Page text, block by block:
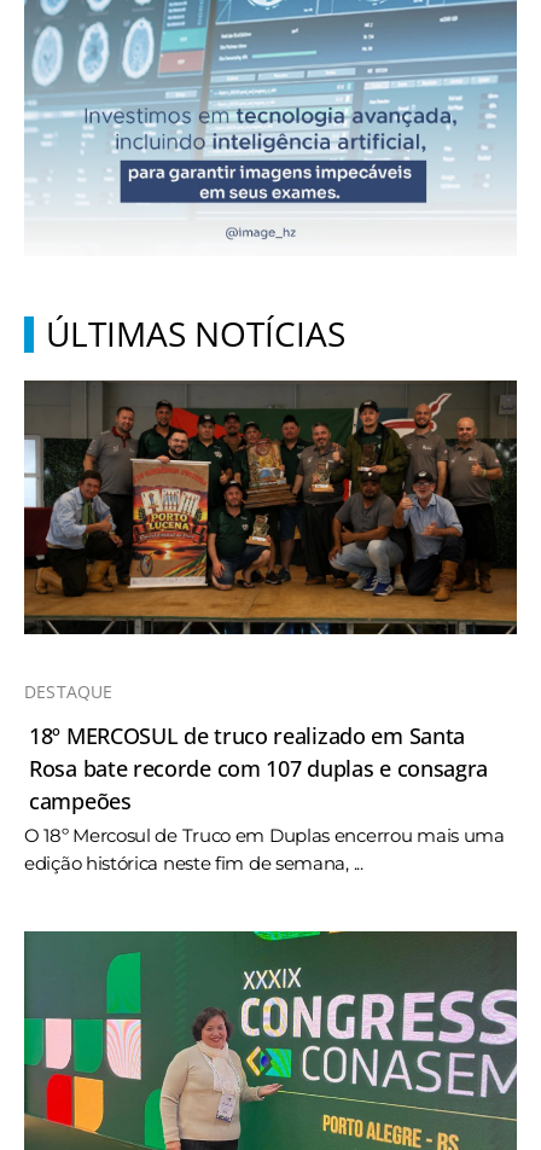
ÚLTIMAS NOTÍCIAS
DESTAQUE
18º MERCOSUL de truco realizado em Santa
Rosa bate recorde com 107 duplas e consagra
campeões
O 18º Mercosul de Truco em Duplas encerrou mais uma
edição histórica neste fim de semana, ...